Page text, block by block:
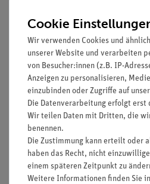
Mantel-
NiCr-Ni, Typ K,
1000°C
Artikel-Nr.: 13615-06
Cookie
Wir verwenden Cookies und
unserer Website und verarbeiten
von Besucher:innen (z.B. IP-
Anzeigen zu personalisieren,
einzubinden oder Zugriffe auf
Die Datenverarbeitung erfolgt erst
Wir teilen Daten mit Dritten, die
benennen.
Die Zustimmung kann erteilt oder
haben das Recht, nicht
einem späteren Zeitpunkt zu
Weitere Informationen finden Sie